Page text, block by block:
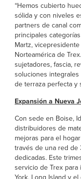
“Hemos cubierto
sólida y con niveles
partners de canal
principales
Martz,
Norteamérica de
sujetadores, fascia,
soluciones
de terraza perfecta y
Expansión a Nueva
Con sede en Boise,
distribuidores de
mejoras para el
través de una red
dedicadas. Este
servicio de Trex